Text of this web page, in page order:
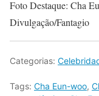
Foto Destaque: Cha
Divulgação/Fantagio
Categorias:
Tags: Cha Eun-woo,